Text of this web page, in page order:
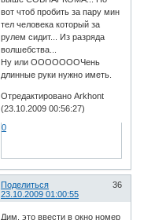
вот чтоб пробить за пару мин
тел человека который за
рулем сидит... Из разряда
волшебства...
Ну или ОООООООЧень
длинные руки нужно иметь.
Отредактировано Arkhont
(23.10.2009 00:56:27)
0
Поделиться
36
23.10.2009 01:00:55
Дим, это ввести в окно номер